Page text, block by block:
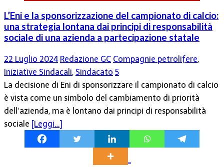
L’Eni e la sponsorizzazione del campionato di calcio:
una strategia lontana dai principi di responsabilità
sociale di una azienda a partecipazione statale
22 Luglio 2024Redazione GCCompagnie petrolifere,
Iniziative Sindacali,Sindacato5
La decisione di Eni di sponsorizzare il campionato di calcio
è vista come un simbolo del cambiamento di priorità
dell’azienda, ma è lontano dai principi di responsabilità
sociale [Leggi…]